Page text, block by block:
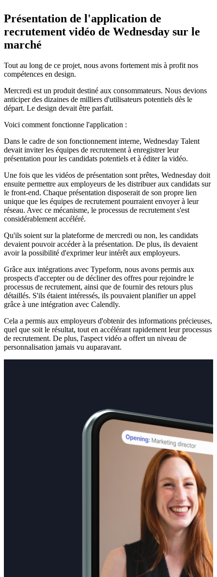
Présentation de l'application de
recrutement vidéo de Wednesday sur le
marché
Tout au long de ce projet, nous avons fortement mis à profit nos
compétences en design.
Mercredi est un produit destiné aux consommateurs. Nous devions
anticiper des dizaines de milliers d'utilisateurs potentiels dès le
départ. Le design devait être parfait.
Voici comment fonctionne l'application :
Dans le cadre de son fonctionnement interne, Wednesday Talent
devait inviter les équipes de recrutement à enregistrer leur
présentation pour les candidats potentiels et à éditer la vidéo.
Une fois que les vidéos de présentation sont prêtes, Wednesday doit
ensuite permettre aux employeurs de les distribuer aux candidats sur
le front-end. Chaque présentation disposerait de son propre lien
unique que les équipes de recrutement pourraient envoyer à leur
réseau. Avec ce mécanisme, le processus de recrutement s'est
considérablement accéléré.
Qu'ils soient sur la plateforme de mercredi ou non, les candidats
devaient pouvoir accéder à la présentation. De plus, ils devaient
avoir la possibilité d'exprimer leur intérêt aux employeurs.
Grâce aux intégrations avec Typeform, nous avons permis aux
prospects d'accepter ou de décliner des offres pour rejoindre le
processus de recrutement, ainsi que de fournir des retours plus
détaillés. S'ils étaient intéressés, ils pouvaient planifier un appel
grâce à une intégration avec Calendly.
Cela a permis aux employeurs d'obtenir des informations précieuses,
quel que soit le résultat, tout en accélérant rapidement leur processus
de recrutement. De plus, l'aspect vidéo a offert un niveau de
personnalisation jamais vu auparavant.